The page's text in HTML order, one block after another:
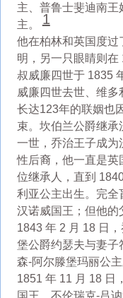
主、普鲁士斐迪南
主。1
他在柏林和英国度过
明，另一只眼睛则
叔威廉四世于 1835
威廉四世去世、维
长达123年的联姻也
束。坎伯兰公爵继承
一世，乔治王子成为
性后裔，他一直是英
位继承人，直到
利亚公主出生。完全
汉诺威国王；但他的
1843 年 2 月 18 日
堡公爵约瑟夫与妻子
森-阿尔滕堡玛丽公主
1851 年 11 月 18 日
国王、不伦瑞克-吕